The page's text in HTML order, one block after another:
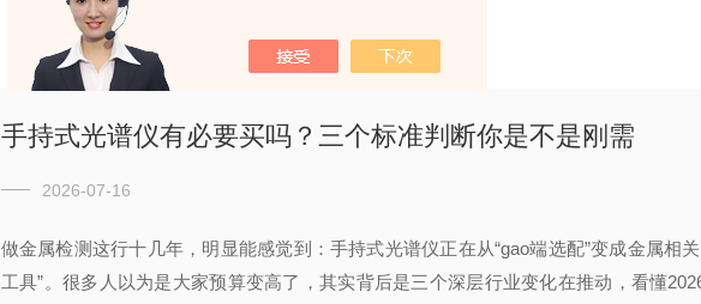
手持式光谱仪有必要买吗？三个标准判断你是不是刚需
2026-07-16
做金属检测这行十几年，明显能感觉到：手持式光谱仪正在从“gao端选配”变成金属相
工具”。很多人以为是大家预算变高了，其实背后是三个深层行业变化在推动，看懂